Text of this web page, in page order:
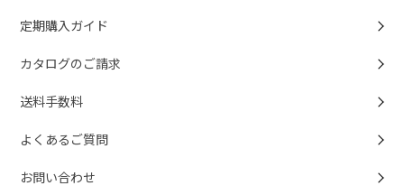
定期購入ガイド
カタログのご請求
送料手数料
よくあるご質問
お問い合わせ